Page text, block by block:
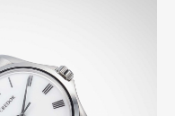
Magazine